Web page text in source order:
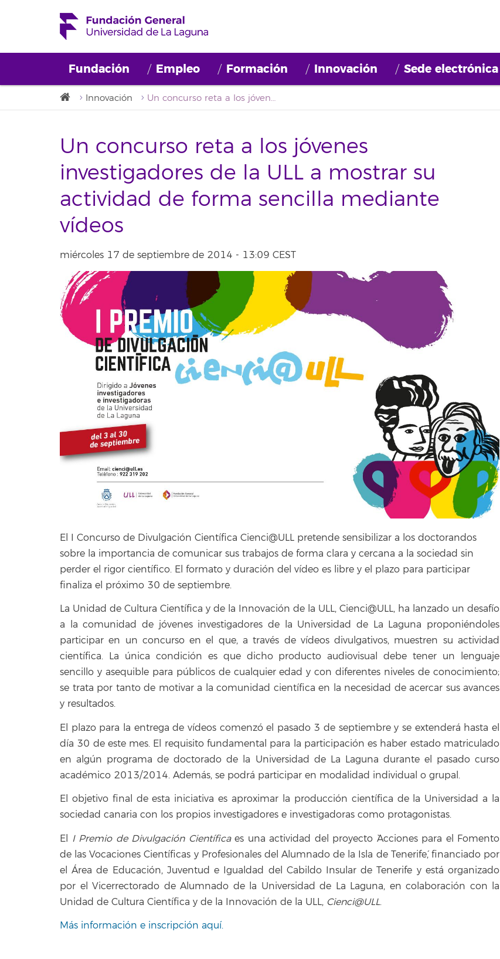
Fundación Empleo Formación Innovación Sede electrónica
Innovación Un concurso reta a los jóvenes investigadores de la ULL a mostrar su actividad de forma sencilla mediante vídeos
Un concurso reta a los jóvenes
investigadores de la ULL a mostrar su
actividad de forma sencilla mediante
vídeos
miércoles 17 de septiembre de 2014 - 13:09 CEST
El I Concurso de Divulgación Científica Cienci@ULL pretende sensibilizar a los doctorandos
sobre la importancia de comunicar sus trabajos de forma clara y cercana a la sociedad sin
perder el rigor científico. El formato y duración del vídeo es libre y el plazo para participar
finaliza el próximo 30 de septiembre.
La Unidad de Cultura Científica y de la Innovación de la ULL, Cienci@ULL, ha lanzado un desafío
a la comunidad de jóvenes investigadores de la Universidad de La Laguna proponiéndoles
participar en un concurso en el que, a través de vídeos divulgativos, muestren su actividad
científica. La única condición es que dicho producto audiovisual debe tener un lenguaje
sencillo y asequible para públicos de cualquier edad y con diferentes niveles de conocimiento;
se trata por tanto de motivar a la comunidad científica en la necesidad de acercar sus avances
y resultados.
El plazo para la entrega de vídeos comenzó el pasado 3 de septiembre y se extenderá hasta el
día 30 de este mes. El requisito fundamental para la participación es haber estado matriculado
en algún programa de doctorado de la Universidad de La Laguna durante el pasado curso
académico 2013/2014. Además, se podrá participar en modalidad individual o grupal.
El objetivo final de esta iniciativa es aproximar la producción científica de la Universidad a la
sociedad canaria con los propios investigadores e investigadoras como protagonistas.
El I Premio de Divulgación Científicaes una actividad del proyecto `Acciones para el Fomento
de las Vocaciones Científicas y Profesionales del Alumnado de la Isla de Tenerife´, financiado por
el Área de Educación, Juventud e Igualdad del Cabildo Insular de Tenerife y está organizado
por el Vicerrectorado de Alumnado de la Universidad de La Laguna, en colaboración con la
Unidad de Cultura Científica y de la Innovación de la ULL, Cienci@ULL.
Más información e inscripción aquí.